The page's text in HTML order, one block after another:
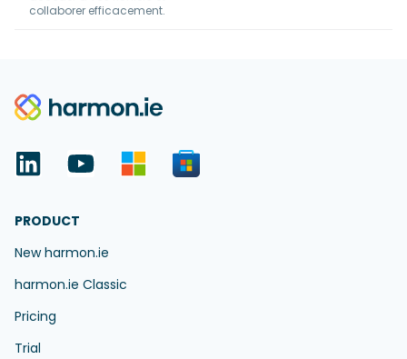
collaborer efficacement.
PRODUCT
New harmon.ie
harmon.ie Classic
Pricing
Trial